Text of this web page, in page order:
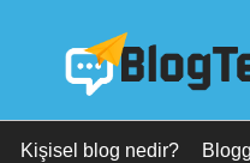
Kişisel blog nedir?